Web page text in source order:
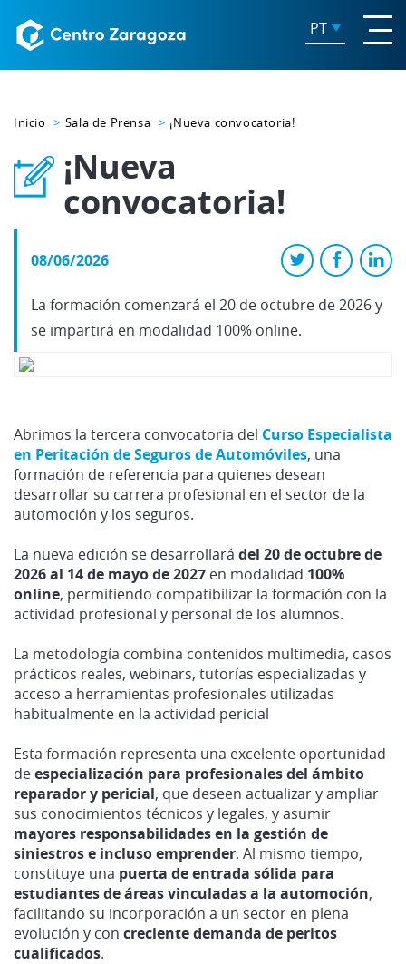
PT
Inicio Sala de Prensa ¡Nueva convocatoria!
¡Nueva
convocatoria!
08/06/2026
La formación comenzará el 20 de octubre de 2026 y
se impartirá en modalidad 100% online.
Abrimos la tercera convocatoria del Curso Especialista
en Peritación de Seguros de Automóviles, una
formación de referencia para quienes desean
desarrollar su carrera profesional en el sector de la
automoción y los seguros.
La nueva edición se desarrollará del 20 de octubre de
2026 al 14 de mayo de 2027 en modalidad 100%
online, permitiendo compatibilizar la formación con la
actividad profesional y personal de los alumnos.
La metodología combina contenidos multimedia, casos
prácticos reales, webinars, tutorías especializadas y
acceso a herramientas profesionales utilizadas
habitualmente en la actividad pericial
Esta formación representa una excelente oportunidad
deespecialización para profesionales del ámbito
reparador y pericial, que deseen actualizar y ampliar
sus conocimientos técnicos y legales, y asumir
mayores responsabilidades en la gestión de
siniestros e incluso emprender. Al mismo tiempo,
constituye una puerta de entrada sólida para
estudiantes de áreas vinculadas a la automoción,
facilitando su incorporación a un sector en plena
evolución y con creciente demanda de peritos
cualificados.